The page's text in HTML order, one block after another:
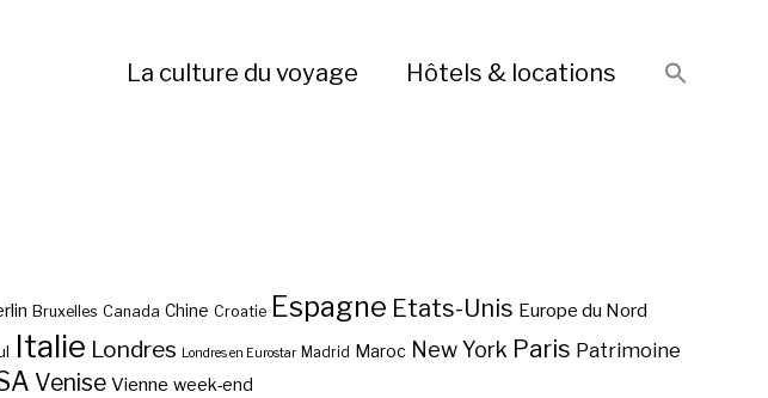
La culture du voyage Hôtels & locations
Bruxelles Canada Chine Croatie Espagne Etats-Unis Europe du Nord
Italie Londres Londres en Eurostar Madrid Maroc New York Paris Patrimoine
Venise Vienne week-end